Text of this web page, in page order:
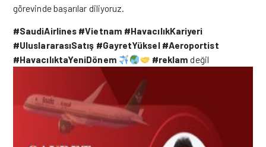
görevinde başarılar diliyoruz.
#SaudiAirlines #Vietnam #HavacılıkKariyeri
#UluslararasıSatış #GayretYüksel #Aeroportist
#HavacılıktaYeniDönem
#reklam değil